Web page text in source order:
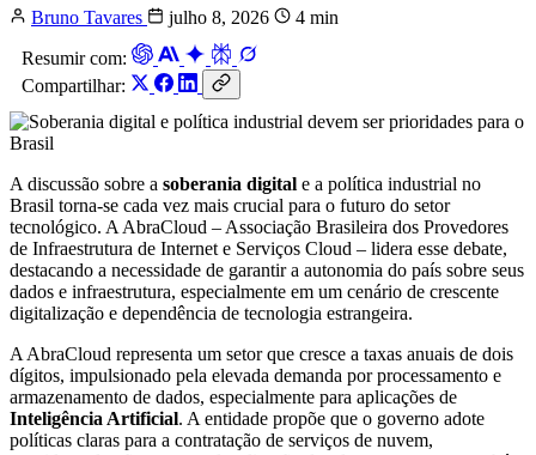
Bruno Tavares julho 8, 2026
4 min
Resumir com:
Compartilhar:
A discussão sobre a soberania digital e a política industrial no
Brasil torna-se cada vez mais crucial para o futuro do setor
tecnológico. A AbraCloud – Associação Brasileira dos Provedores
de Infraestrutura de Internet e Serviços Cloud – lidera esse debate,
destacando a necessidade de garantir a autonomia do país sobre seus
dados e infraestrutura, especialmente em um cenário de crescente
digitalização e dependência de tecnologia estrangeira.
A AbraCloud representa um setor que cresce a taxas anuais de dois
dígitos, impulsionado pela elevada demanda por processamento e
armazenamento de dados, especialmente para aplicações de
Inteligência Artificial. A entidade propõe que o governo adote
políticas claras para a contratação de serviços de nuvem,